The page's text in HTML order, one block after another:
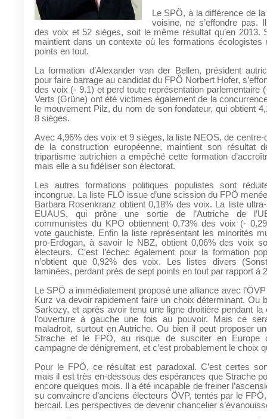
Le SPÖ, à la différence de
voisine, ne s’effondre pas.
des voix et 52 sièges, soit le même résultat qu’en 2013.
maintient dans un contexte où les formations écologistes
points en tout.
La formation d’Alexander van der Bellen, président
pour faire barrage au candidat du FPÖ Norbert Hofer,
des voix (- 9.1) et perd toute représentation parlementaire
Verts (Grüne) ont été victimes également de la
le mouvement Pilz, du nom de son fondateur, qui obtient
8 sièges.
Avec 4,96% des voix et 9 sièges, la liste NEOS, de centre-
de la construction européenne, maintient son résultat
tripartisme autrichien a empêché cette formation
mais elle a su fidéliser son électorat.
Les autres formations politiques populistes sont
incongrue. La liste FLÖ issue d’une scission du FPÖ
Barbara Rosenkranz obtient 0,18% des voix. La liste
EUAUS, qui prône une sortie de l’Autriche de
communistes du KPÖ obtiennent 0,73% des voix (-
vote gauchiste. Enfin la liste représentant les minorités
pro-Erdogan, à savoir le NBZ, obtient 0,06% des voix
électeurs. C’est l’échec également pour la formation
n’obtient que 0,92% des voix. Les listes divers
laminées, perdant près de sept points en tout par rapport à
Le SPÖ a immédiatement proposé une alliance avec
Kurz va devoir rapidement faire un choix déterminant. Ou
Sarkozy, et après avoir tenu une ligne droitière pendant la
l’ouverture à gauche une fois au pouvoir. Mais ce
maladroit, surtout en Autriche. Ou bien il peut proposer
Strache et le FPÖ, au risque de susciter en Europe
campagne de dénigrement, et c’est probablement le choix
Pour le FPÖ, ce résultat est paradoxal. C’est certes
mais il est très en-dessous des espérances que Strache
encore quelques mois. Il a été incapable de freiner
su convaincre d’anciens électeurs ÖVP, tentés par le
bercail. Les perspectives de devenir chancelier